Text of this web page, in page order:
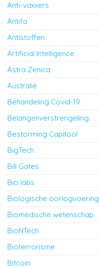
Anti-vaxxers
Antifa
Antistoffen
Artificial Intelligence
Astra Zenica
Australië
Behandeling Covid-19
Belangenverstrengeling
Bestorming Capitool
BigTech
Bill Gates
Bio labs
Biologische oorlogvoering
Biomedische wetenschap
BioNTech
Bioterrorisme
Bitcoin